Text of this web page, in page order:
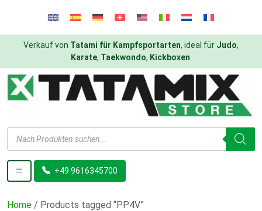
Verkauf von Tatami für Kampfsportarten, ideal für Judo,
Karate, Taekwondo, Kickboxen
Products
search
+49 9616345700
Home / Products tagged “PP4V”